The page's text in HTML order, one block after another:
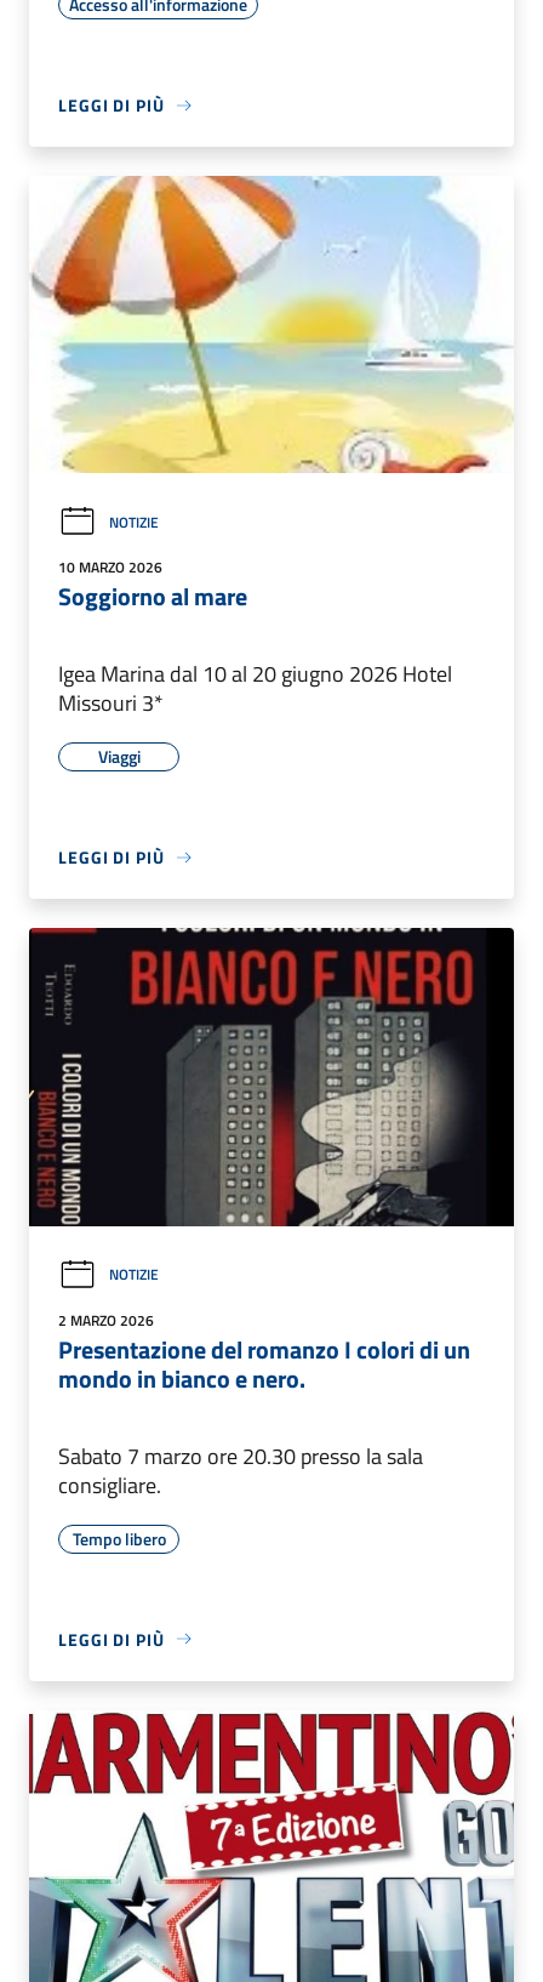
LEGGI DI PIÙ
NOTIZIE
10 MARZO 2026
Soggiorno al mare
Igea Marina dal 10 al 20 giugno 2026 Hotel
Missouri 3*
Viaggi
LEGGI DI PIÙ
NOTIZIE
2 MARZO 2026
Presentazione del romanzo I colori di un
mondo in bianco e nero.
Sabato 7 marzo ore 20.30 presso la sala
consigliare.
Tempo libero
LEGGI DI PIÙ